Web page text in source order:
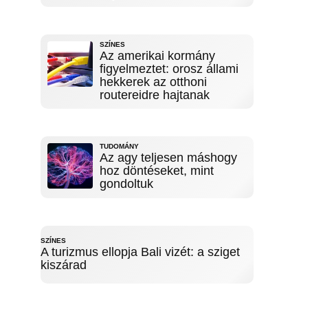
SZÍNES
Az amerikai kormány
figyelmeztet: orosz állami
hekkerek az otthoni
routereidre hajtanak
TUDOMÁNY
Az agy teljesen máshogy
hoz döntéseket, mint
gondoltuk
SZÍNES
A turizmus ellopja Bali vizét: a sziget
kiszárad